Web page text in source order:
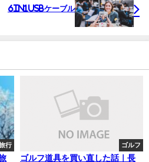
6in1USBケーブル
行 ゴルフ
ゴルフ道具を買い直した話｜長